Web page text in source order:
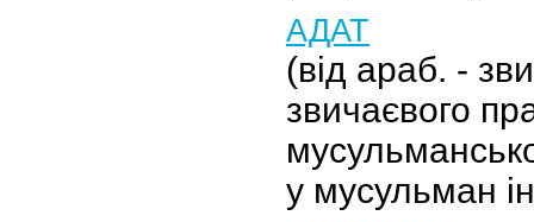
АДАТ
(від араб. -
звичаєвого
у мусульман